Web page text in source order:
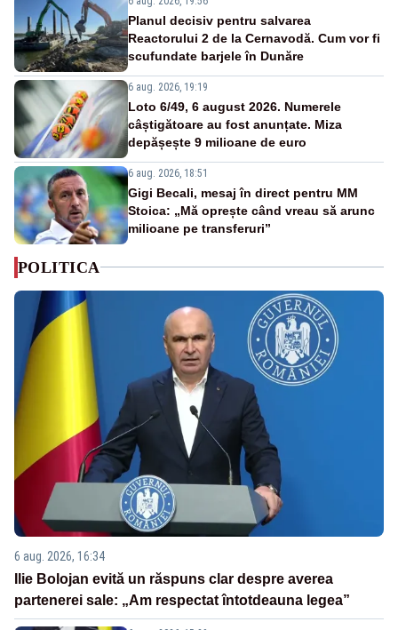
Planul decisiv pentru salvarea
Reactorului 2 de la Cernavodă. Cum vor fi
scufundate barjele în Dunăre
6 aug. 2026, 19:19
Loto 6/49, 6 august 2026. Numerele
câștigătoare au fost anunțate. Miza
depășește 9 milioane de euro
6 aug. 2026, 18:51
Gigi Becali, mesaj în direct pentru MM
Stoica: „Mă oprește când vreau să arunc
milioane pe transferuri”
POLITICA
6 aug. 2026, 16:34
Ilie Bolojan evită un răspuns clar despre averea
partenerei sale: „Am respectat întotdeauna legea”